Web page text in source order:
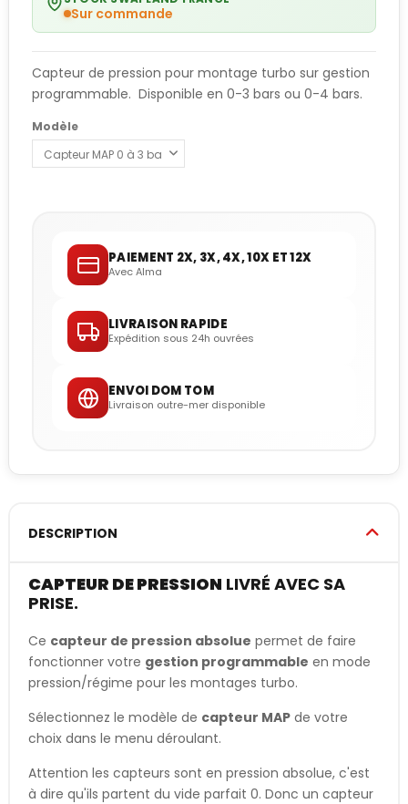
Sur commande
Capteur de pression pour montage turbo sur gestion
programmable. Disponible en 0-3 bars ou 0-4 bars.
Modèle
PAIEMENT 2X, 3X, 4X, 10X ET 12X
Avec Alma
LIVRAISON RAPIDE
Expédition sous 24h ouvrées
ENVOI DOM TOM
Livraison outre-mer disponible
DESCRIPTION
CAPTEUR DE PRESSION LIVRÉ AVEC SA
PRISE.
Ce capteur de pression absolue permet de faire
fonctionner votre gestion programmable en mode
pression/régime pour les montages turbo.
Sélectionnez le modèle de capteur MAP de votre
choix dans le menu déroulant.
Attention les capteurs sont en pression absolue, c'est
à dire qu'ils partent du vide parfait 0. Donc un capteur